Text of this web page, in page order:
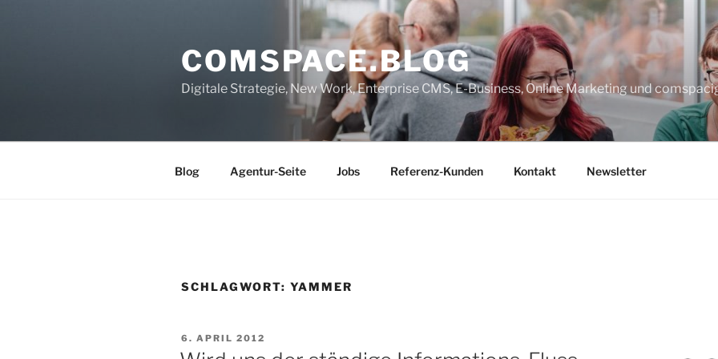
COMSPACE.BLOG
Digitale Strategie, New Work, Enterprise CMS, E-Business, Online Marketing und
Blog Agentur-Seite Jobs Referenz-Kunden Kontakt Newsletter
SCHLAGWORT: YAMMER
VERÖFFENTLICHT
AM
6. APRIL 2012